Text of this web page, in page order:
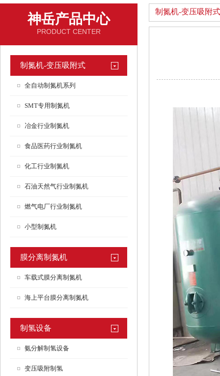
神岳产品中心
PRODUCT CENTER
制氮机-变压吸附式
全自动制氮机系列
SMT专用制氮机
冶金行业制氮机
食品医药行业制氮机
化工行业制氮机
石油天然气行业制氮机
燃气电厂行业制氮机
小型制氮机
膜分离制氮机
车载式膜分离制氮机
海上平台膜分离制氮机
制氢设备
氨分解制氢设备
变压吸附制氢
制氮机-变压吸附式